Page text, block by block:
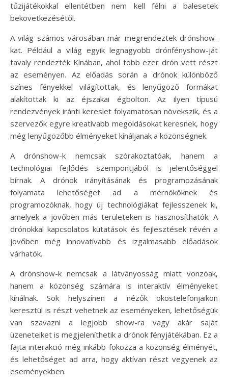
tűzijátékokkal ellentétben nem kell félni a balesetek
bekövetkezésétől.
A világ számos városában már megrendeztek drónshow-
kat. Például a világ egyik legnagyobb drónfényshow-ját
tavaly rendezték Kínában, ahol több ezer drón vett részt
az eseményen. Az előadás során a drónok különböző
színes fényekkel világítottak, és lenyűgöző formákat
alakítottak ki az éjszakai égbolton. Az ilyen típusú
rendezvények iránti kereslet folyamatosan növekszik, és a
szervezők egyre kreatívabb megoldásokat keresnek, hogy
még lenyűgözőbb élményeket kínáljanak a közönségnek.
A drónshow-k nemcsak szórakoztatóak, hanem a
technológiai fejlődés szempontjából is jelentőséggel
bírnak. A drónok irányításának és programozásának
folyamata lehetőséget ad a mérnököknek és
programozóknak, hogy új technológiákat fejlesszenek ki,
amelyek a jövőben más területeken is hasznosíthatók. A
drónokkal kapcsolatos kutatások és fejlesztések révén a
jövőben még innovatívabb és izgalmasabb előadások
várhatók.
A drónshow-k nemcsak a látványosság miatt vonzóak,
hanem a közönség számára is interaktív élményeket
kínálnak. Sok helyszínen a nézők okostelefonjaikon
keresztül is részt vehetnek az eseményeken, lehetőségük
van szavazni a legjobb show-ra vagy akár saját
üzeneteiket is megjeleníthetik a drónok fényjátékában. Ez a
fajta interakció még inkább fokozza a közönség élményét,
és lehetőséget ad arra, hogy aktívan részt vegyenek az
eseményekben.